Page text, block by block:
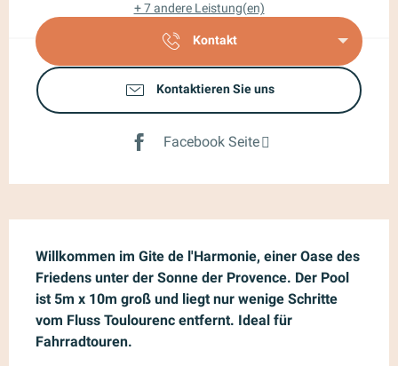
+ 7 andere Leistung(en)
Kontakt
Kontaktieren Sie uns
Facebook Seite
Willkommen im Gite de l'Harmonie, einer Oase des
Friedens unter der Sonne der Provence. Der Pool
ist 5m x 10m groß und liegt nur wenige Schritte
vom Fluss Toulourenc entfernt. Ideal für
Fahrradtouren.